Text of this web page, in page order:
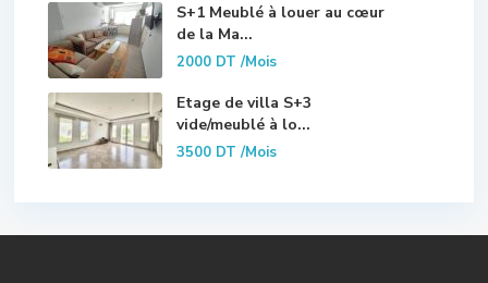
S+1 Meublé à louer au cœur
de la Ma...
2000 DT/Mois
Etage de villa S+3
vide/meublé à lo...
3500 DT/Mois